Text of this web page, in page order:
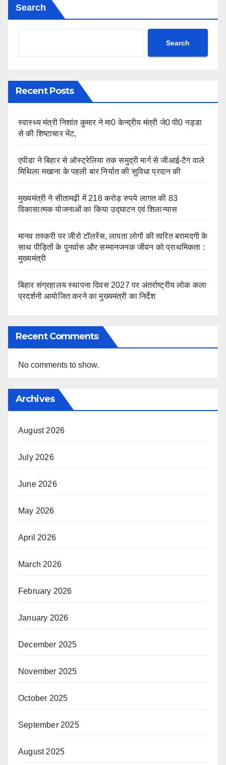
Search
Search
Recent Posts
स्वास्थ्य मंत्री निशांत कुमार ने मा0 केन्द्रीय मंत्री जे0 पी0 नड्डा
से की शिष्टाचार भेंट,
एपीडा ने बिहार से ऑस्ट्रेलिया तक समुद्री मार्ग से जीआई-टैग वाले
मिथिला मखाना के पहली बार निर्यात की सुविधा प्रदान की
मुख्यमंत्री ने सीतामढ़ी में 218 करोड़ रुपये लागत की 83
विकासात्मक योजनाओं का किया उद्घाटन एवं शिलान्यास
मानव तस्करी पर जीरो टॉलरेंस, लापता लोगों की त्वरित बरामदगी के
साथ पीड़ितों के पुनर्वास और सम्मानजनक जीवन को प्राथमिकता :
मुख्यमंत्री
बिहार संग्रहालय स्थापना दिवस 2027 पर अंतर्राष्ट्रीय लोक कला
प्रदर्शनी आयोजित करने का मुख्यमंत्री का निर्देश
Recent Comments
No comments to show.
Archives
August 2026
July 2026
June 2026
May 2026
April 2026
March 2026
February 2026
January 2026
December 2025
November 2025
October 2025
September 2025
August 2025